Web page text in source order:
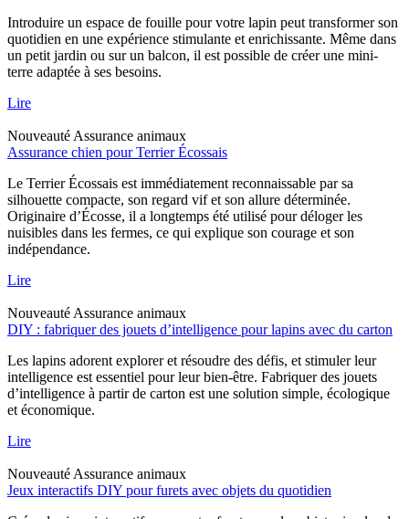
Introduire un espace de fouille pour votre lapin peut transformer son
quotidien en une expérience stimulante et enrichissante. Même dans
un petit jardin ou sur un balcon, il est possible de créer une mini-
terre adaptée à ses besoins.
Lire
Nouveauté Assurance animaux
Assurance chien pour Terrier Écossais
Le Terrier Écossais est immédiatement reconnaissable par sa
silhouette compacte, son regard vif et son allure déterminée.
Originaire d’Écosse, il a longtemps été utilisé pour déloger les
nuisibles dans les fermes, ce qui explique son courage et son
indépendance.
Lire
Nouveauté Assurance animaux
DIY : fabriquer des jouets d’intelligence pour lapins avec du carton
Les lapins adorent explorer et résoudre des défis, et stimuler leur
intelligence est essentiel pour leur bien-être. Fabriquer des jouets
d’intelligence à partir de carton est une solution simple, écologique
et économique.
Lire
Nouveauté Assurance animaux
Jeux interactifs DIY pour furets avec objets du quotidien